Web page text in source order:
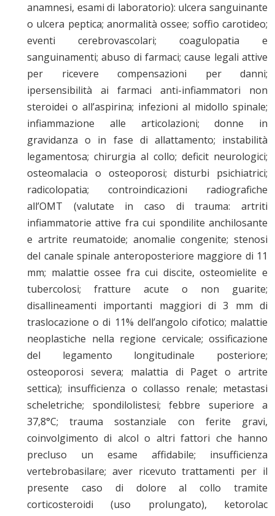
anamnesi, esami di laboratorio): ulcera sanguinante
o ulcera peptica; anormalità ossee; soffio carotideo;
eventi cerebrovascolari; coagulopatia e
sanguinamenti; abuso di farmaci; cause legali attive
per ricevere compensazioni per danni;
ipersensibilità ai farmaci anti-infiammatori non
steroidei o all’aspirina; infezioni al midollo spinale;
infiammazione alle articolazioni; donne in
gravidanza o in fase di allattamento; instabilità
legamentosa; chirurgia al collo; deficit neurologici;
osteomalacia o osteoporosi; disturbi psichiatrici;
radicolopatia; controindicazioni radiografiche
all’OMT (valutate in caso di trauma: artriti
infiammatorie attive fra cui spondilite anchilosante
e artrite reumatoide; anomalie congenite; stenosi
del canale spinale anteroposteriore maggiore di 11
mm; malattie ossee fra cui discite, osteomielite e
tubercolosi; fratture acute o non guarite;
disallineamenti importanti maggiori di 3 mm di
traslocazione o di 11% dell’angolo cifotico; malattie
neoplastiche nella regione cervicale; ossificazione
del legamento longitudinale posteriore;
osteoporosi severa; malattia di Paget o artrite
settica); insufficienza o collasso renale; metastasi
scheletriche; spondilolistesi; febbre superiore a
37,8°C; trauma sostanziale con ferite gravi,
coinvolgimento di alcol o altri fattori che hanno
precluso un esame affidabile; insufficienza
vertebrobasilare; aver ricevuto trattamenti per il
presente caso di dolore al collo tramite
corticosteroidi (uso prolungato), ketorolac